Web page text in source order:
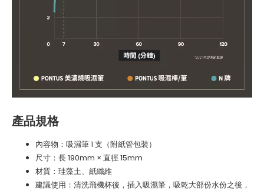
產品規格
內容物：吸濕筆 1 支（附紙管包裝）
尺寸：長 190mm × 直徑 15mm
材質：珪藻土、紙纖維
建議使用：清洗飛機杯後，插入吸濕筆，吸乾大部份水份之後，